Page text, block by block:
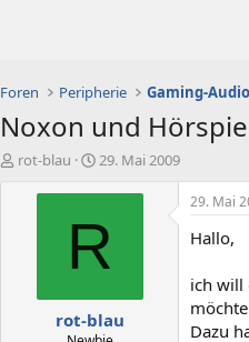
Foren Peripherie
Noxon und
E
rot-blau
E
s
e
l
t
a
29. Mai 2009
R
rot-blau
29. Mai
Hallo,
ich will
Dazu